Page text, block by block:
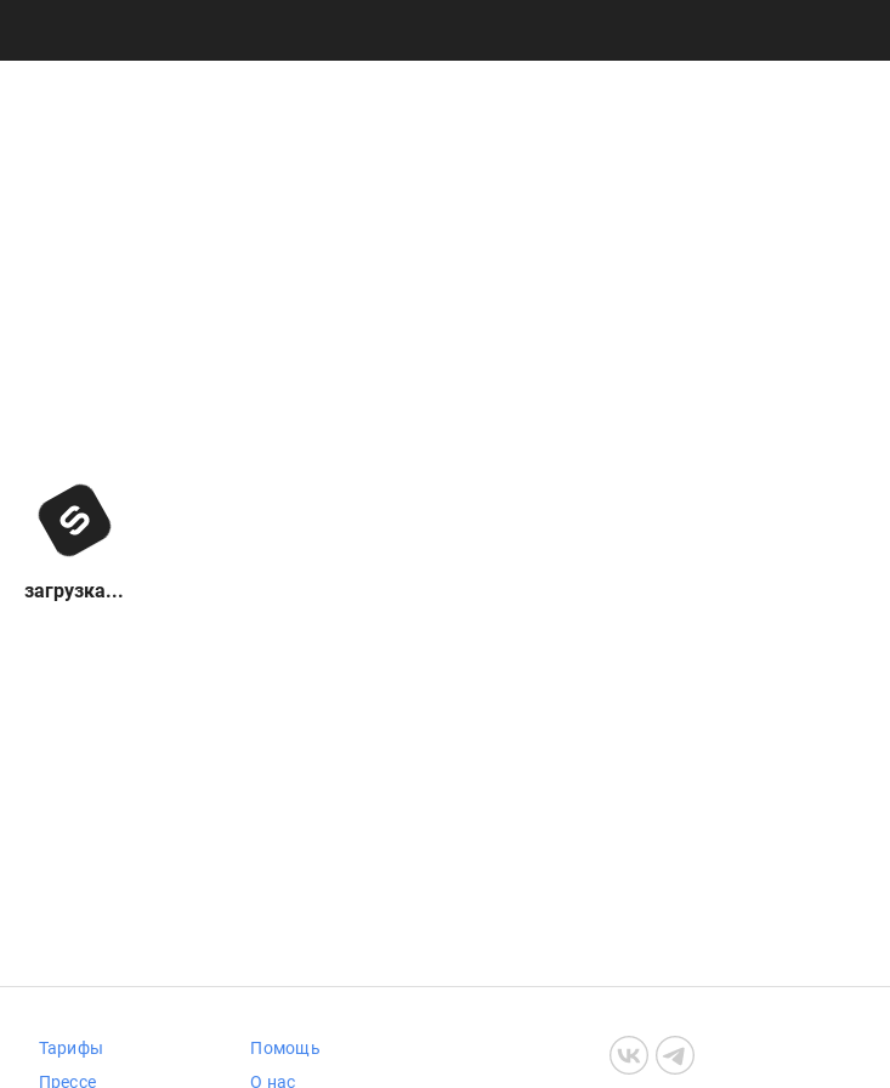
загрузка...
Тарифы
Прессе
Помощь
О нас